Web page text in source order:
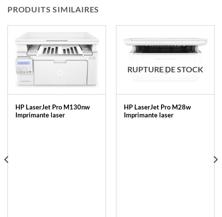
PRODUITS SIMILAIRES
HP LaserJet Pro M130nw
Imprimante laser
RUPTURE DE STOCK
HP LaserJet Pro M28w
Imprimante laser